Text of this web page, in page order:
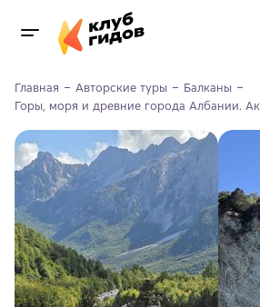
Главная Авторские туры
Балканы
Горы, моря и древние города Албании.